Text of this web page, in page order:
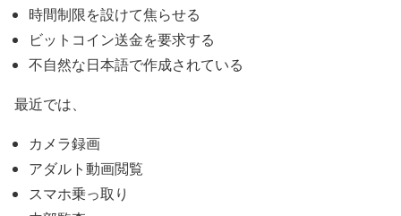
時間制限を設けて焦らせる
ビットコイン送金を要求する
不自然な日本語で作成されている
最近では、
カメラ録画
アダルト動画閲覧
スマホ乗っ取り